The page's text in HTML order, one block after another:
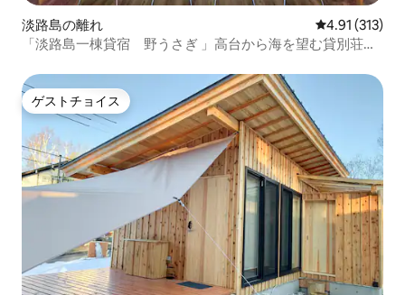
淡路島の離れ レビュー313
4.91 (313)
「淡路島一棟貸宿 野うさぎ 」高台から海を望む貸別荘！
ゲストチョイス
ゲストチョイス